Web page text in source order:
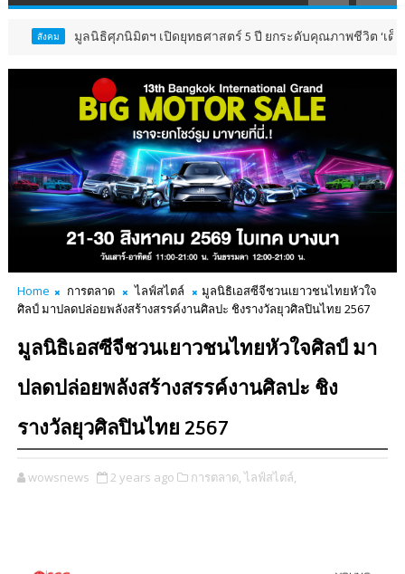
มูลนิธิศุภนิมิตฯ เปิดยุทธศาสตร์ 5 ปี ยกระดับคุณภาพชีวิต ‘เด็ก 4 ล้านคน
Home การตลาด ไลฟ์สไตล์
มูลนิธิเอสซีจีชวนเยาวชนไทยหัวใจ
ศิลป์ มาปลดปล่อยพลังสร้างสรรค์งานศิลปะ ชิงรางวัลยุวศิลปินไทย 2567
มูลนิธิเอสซีจีชวนเยาวชนไทยหัวใจศิลป์ มา
ปลดปล่อยพลังสร้างสรรค์งานศิลปะ ชิง
รางวัลยุวศิลปินไทย 2567
wowsnews 2 years ago การตลาด, ไลฟ์สไตล์,